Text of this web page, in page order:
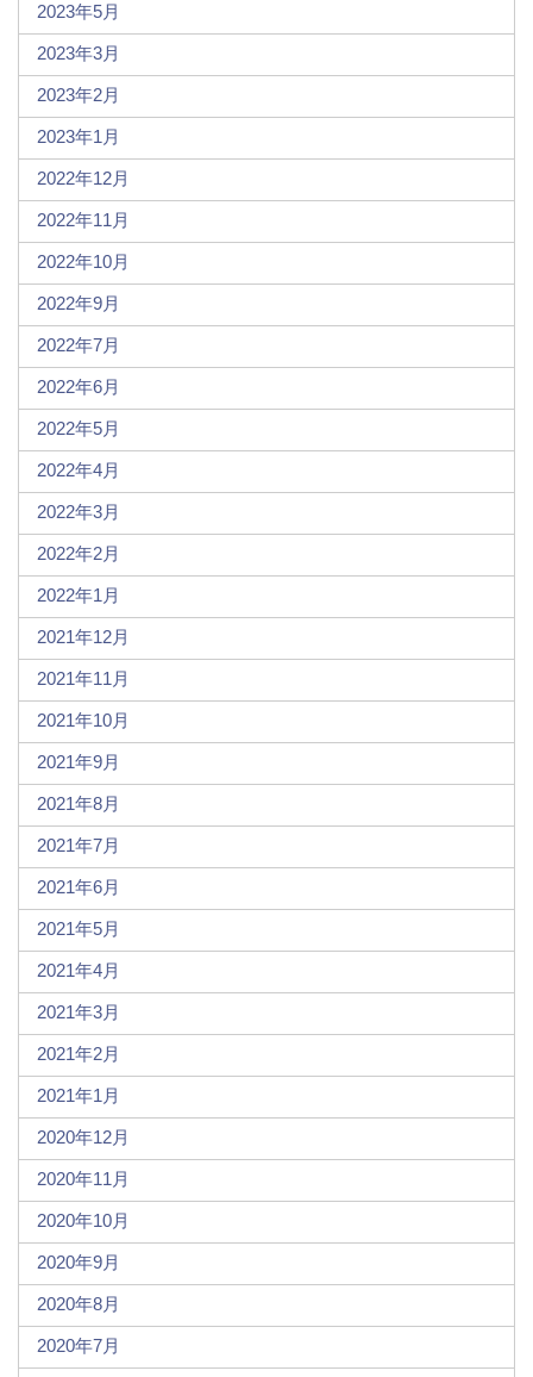
2023年5月
2023年3月
2023年2月
2023年1月
2022年12月
2022年11月
2022年10月
2022年9月
2022年7月
2022年6月
2022年5月
2022年4月
2022年3月
2022年2月
2022年1月
2021年12月
2021年11月
2021年10月
2021年9月
2021年8月
2021年7月
2021年6月
2021年5月
2021年4月
2021年3月
2021年2月
2021年1月
2020年12月
2020年11月
2020年10月
2020年9月
2020年8月
2020年7月